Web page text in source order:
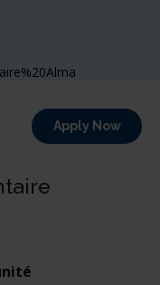
Apply Now